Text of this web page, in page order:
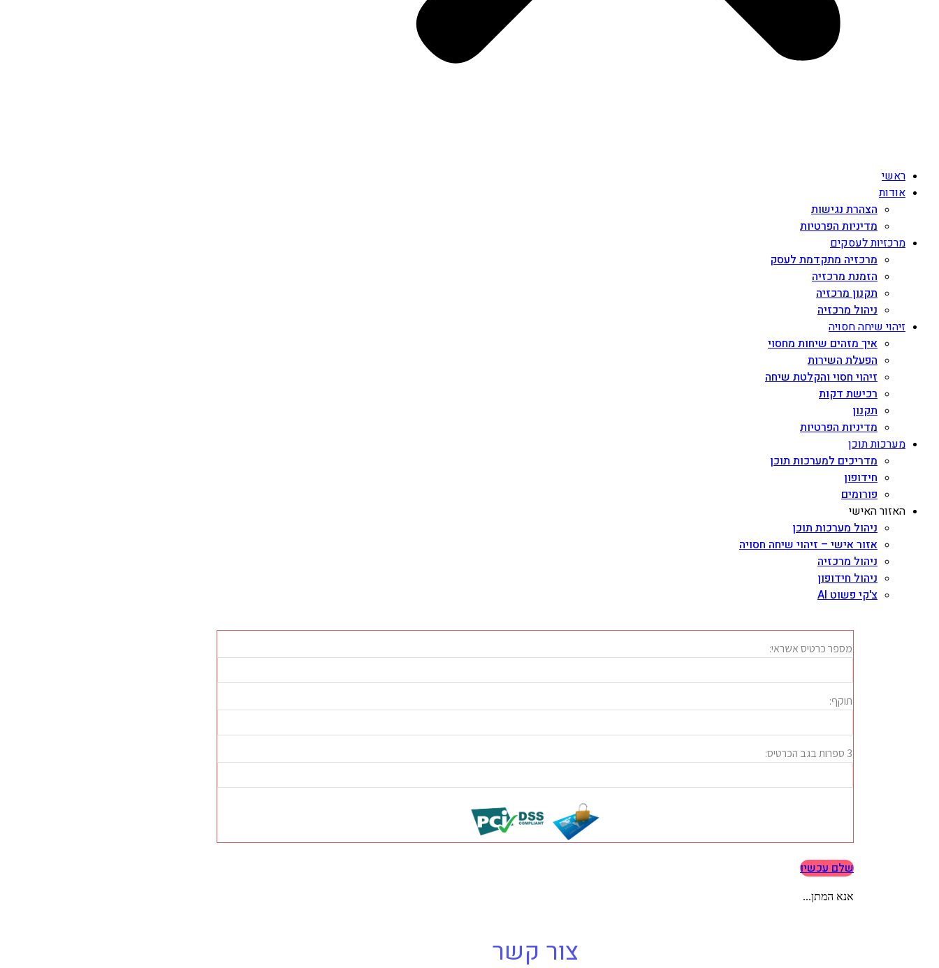
ראשי
אודות
הצהרת נגישות
מדיניות הפרטיות
מרכזיות לעסקים
מרכזיה מתקדמת לעסק
הזמנת מרכזיה
תקנון מרכזיה
ניהול מרכזיה
זיהוי שיחה חסויה
איך מזהים שיחות מחסוי
הפעלת השירות
זיהוי חסוי והקלטת שיחה
רכישת דקות
תקנון
מדיניות הפרטיות
מערכות תוכן
מדריכים למערכות תוכן
חידופון
פורומים
האזור האישי
ניהול מערכות תוכן
אזור אישי – זיהוי שיחה חסויה
ניהול מרכזיה
ניהול חידופון
צ'קי פשוט AI
שלם עכשיו
אנא המתן...
צור קשר